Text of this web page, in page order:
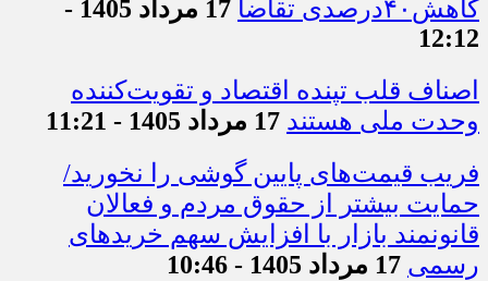
کاهش۴۰درصدی تقاضا
17 مرداد 1405 -
12:12
اصناف قلب تپنده اقتصاد و تقویت‌کننده
وحدت ملی هستند 17 مرداد 1405 - 11:21
فریب قیمت‌های پایین گوشی را نخورید/
حمایت بیشتر از حقوق مردم و فعالان
قانونمند بازار با افزایش سهم خریدهای
رسمی 17 مرداد 1405 - 10:46